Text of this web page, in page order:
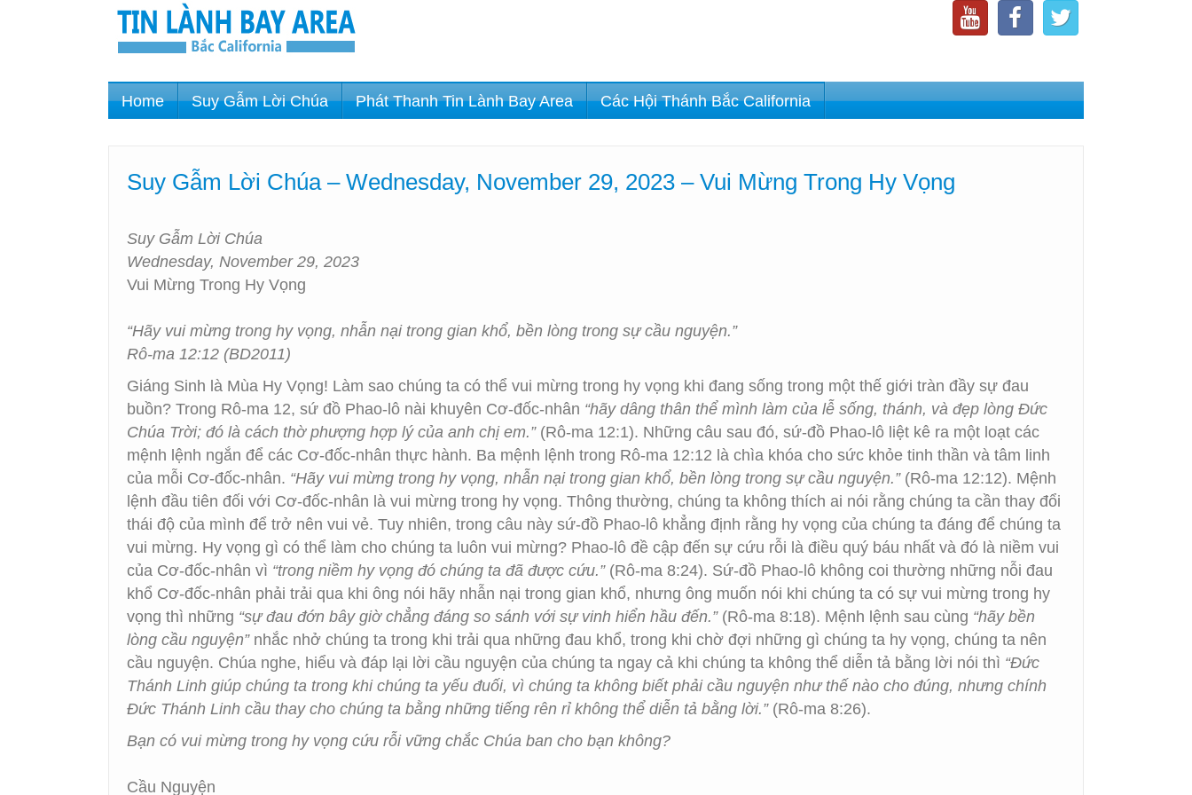
Home Suy Gẫm Lời Chúa Phát Thanh Tin Lành Bay Area Các Hội Thánh Bắc California
Suy Gẫm Lời Chúa – Wednesday, November 29, 2023 – Vui Mừng Trong Hy Vọng
Suy Gẫm Lời Chúa
Wednesday, November 29, 2023
Vui Mừng Trong Hy Vọng
“Hãy vui mừng trong hy vọng, nhẫn nại trong gian khổ, bền lòng trong sự cầu nguyện.”
Rô-ma 12:12 (BD2011)
Giáng Sinh là Mùa Hy Vọng! Làm sao chúng ta có thể vui mừng trong hy vọng khi đang sống trong một thế giới tràn đầy sự đau
buồn? Trong Rô-ma 12, sứ đồ Phao-lô nài khuyên Cơ-đốc-nhân “hãy dâng thân thể mình làm của lễ sống, thánh, và đẹp lòng Ðức
Chúa Trời; đó là cách thờ phượng hợp lý của anh chị em.” (Rô-ma 12:1). Những câu sau đó, sứ-đồ Phao-lô liệt kê ra một loạt các
mệnh lệnh ngắn để các Cơ-đốc-nhân thực hành. Ba mệnh lệnh trong Rô-ma 12:12 là chìa khóa cho sức khỏe tinh thần và tâm linh
của mỗi Cơ-đốc-nhân. “Hãy vui mừng trong hy vọng, nhẫn nại trong gian khổ, bền lòng trong sự cầu nguyện.”(Rô-ma 12:12). Mệnh
lệnh đầu tiên đối với Cơ-đốc-nhân là vui mừng trong hy vọng. Thông thường, chúng ta không thích ai nói rằng chúng ta cần thay đổi
thái độ của mình để trở nên vui vẻ. Tuy nhiên, trong câu này sứ-đồ Phao-lô khẳng định rằng hy vọng của chúng ta đáng để chúng ta
vui mừng. Hy vọng gì có thể làm cho chúng ta luôn vui mừng? Phao-lô đề cập đến sự cứu rỗi là điều quý báu nhất và đó là niềm vui
của Cơ-đốc-nhân vì “trong niềm hy vọng đó chúng ta đã được cứu.”(Rô-ma 8:24). Sứ-đồ Phao-lô không coi thường những nỗi đau
khổ Cơ-đốc-nhân phải trải qua khi ông nói hãy nhẫn nại trong gian khổ, nhưng ông muốn nói khi chúng ta có sự vui mừng trong hy
vọng thì những “sự đau đớn bây giờ chẳng đáng so sánh với sự vinh hiển hầu đến.”(Rô-ma 8:18). Mệnh lệnh sau cùng “hãy bền
lòng cầu nguyện”nhắc nhở chúng ta trong khi trải qua những đau khổ, trong khi chờ đợi những gì chúng ta hy vọng, chúng ta nên
cầu nguyện. Chúa nghe, hiểu và đáp lại lời cầu nguyện của chúng ta ngay cả khi chúng ta không thể diễn tả bằng lời nói thì “Ðức
Thánh Linh giúp chúng ta trong khi chúng ta yếu đuối, vì chúng ta không biết phải cầu nguyện như thế nào cho đúng, nhưng chính
Ðức Thánh Linh cầu thay cho chúng ta bằng những tiếng rên rỉ không thể diễn tả bằng lời.”(Rô-ma 8:26).
Bạn có vui mừng trong hy vọng cứu rỗi vững chắc Chúa ban cho bạn không?
Cầu Nguyện